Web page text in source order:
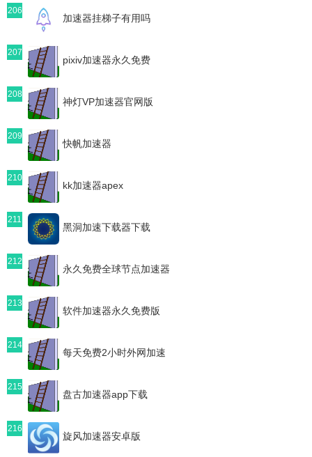
206
加速器挂梯子有用吗
207
pixiv加速器永久免费
208
神灯VP加速器官网版
209
快帆加速器
210
kk加速器apex
211
黑洞加速下载器下载
212
永久免费全球节点加速器
213
软件加速器永久免费版
214
每天免费2小时外网加速
215
盘古加速器app下载
216
旋风加速器安卓版